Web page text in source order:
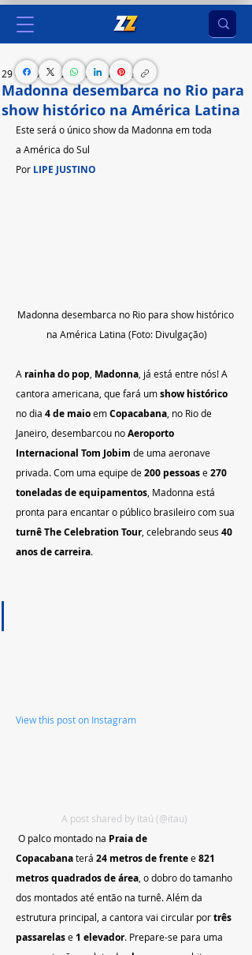
Madonna desembarca no Rio para
show histórico na América Latina
29 de abr. de 2024 2 min de leitura
Este será o único show da Madonna em toda
a América do Sul
Por LIPE JUSTINO
Madonna desembarca no Rio para show histórico
na América Latina (Foto: Divulgação)
A rainha do pop Madonna , já está entre nós! A
cantora americana, que fará um show histórico
no dia 4 de maio em Copacabana , no Rio de
Janeiro, desembarcou no Aeroporto
Internacional Tom Jobim de uma aeronave
privada. Com uma equipe de 200 pessoas e 270
toneladas de equipamentos , Madonna está
pronta para encantar o público brasileiro com sua
turnê The Celebration Tour, celebrando seus 40
anos de carreira.
View this post on Instagram
A post shared by Itaú (@itau)
O palco montado na Praia de
Copacabana terá 24 metros de frente e 821
metros quadrados de área , o dobro do tamanho
dos montados até então na turnê. Além da
estrutura principal, a cantora vai circular por três
passarelas e 1 elevador. Prepare-se para uma